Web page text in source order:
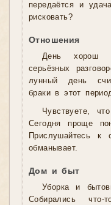
передаётся и
рисковать?
Отношения
День хорош
серьёзных
лунный день
браки в этот
Чувствуете,
Сегодня проще
Прислушайтесь к
обманывает.
Дом и быт
Уборка и
Собирались что-